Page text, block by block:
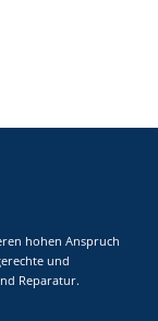
hohen Anspruch
und
Reparatur.